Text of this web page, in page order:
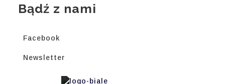
Bądź z nami
Facebook
Newsletter